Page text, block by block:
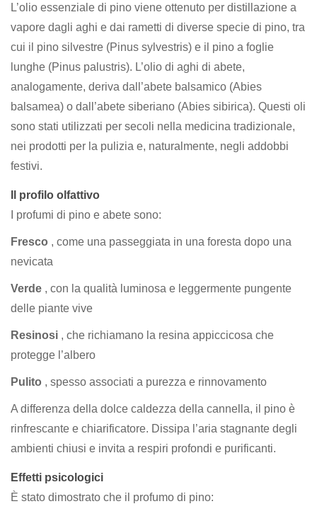
L’olio essenziale di pino viene ottenuto per distillazione a
vapore dagli aghi e dai rametti di diverse specie di pino, tra
cui il pino silvestre (Pinus sylvestris) e il pino a foglie
lunghe (Pinus palustris). L’olio di aghi di abete,
analogamente, deriva dall’abete balsamico (Abies
balsamea) o dall’abete siberiano (Abies sibirica). Questi oli
sono stati utilizzati per secoli nella medicina tradizionale,
nei prodotti per la pulizia e, naturalmente, negli addobbi
festivi.
Il profilo olfattivo
I profumi di pino e abete sono:
Fresco , come una passeggiata in una foresta dopo una
nevicata
Verde , con la qualità luminosa e leggermente pungente
delle piante vive
Resinosi , che richiamano la resina appiccicosa che
protegge l’albero
Pulito , spesso associati a purezza e rinnovamento
A differenza della dolce caldezza della cannella, il pino è
rinfrescante e chiarificatore. Dissipa l’aria stagnante degli
ambienti chiusi e invita a respiri profondi e purificanti.
Effetti psicologici
È stato dimostrato che il profumo di pino: